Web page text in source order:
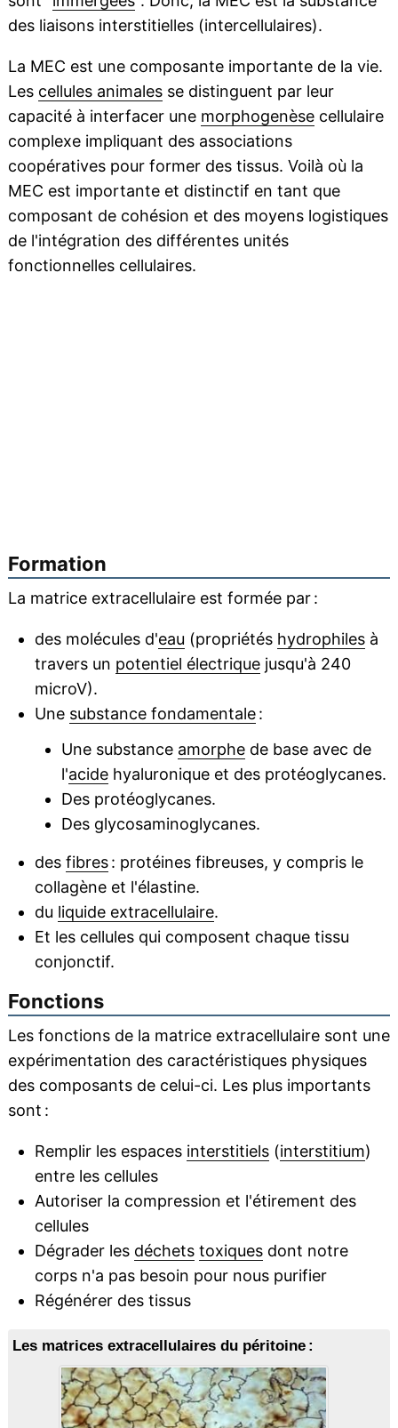
des liaisons interstitielles (intercellulaires).
La MEC est une composante importante de la vie.
Les cellules animalesse distinguent par leur
capacité à interfacer une morphogenèsecellulaire
complexe impliquant des associations
coopératives pour former des tissus. Voilà où la
MEC est importante et distinctif en tant que
composant de cohésion et des moyens logistiques
de l'intégration des différentes unités
fonctionnelles cellulaires.
Formation
La matrice extracellulaire est formée par :
des molécules d'eau (propriétés hydrophilesà
travers un potentiel électriquejusqu'à 240
microV).
Une substance fondamentale:
Une substance amorphede base avec de
l'acidehyaluronique et des protéoglycanes.
Des protéoglycanes.
Des glycosaminoglycanes.
des fibres: protéines fibreuses, y compris le
collagène et l'élastine.
du liquide extracellulaire.
Et les cellules qui composent chaque tissu
conjonctif.
Fonctions
Les fonctions de la matrice extracellulaire sont une
expérimentation des caractéristiques physiques
des composants de celui-ci. Les plus importants
sont :
Remplir les espaces interstitiels(interstitium)
entre les cellules
Autoriser la compression et l'étirement des
cellules
Dégrader les déchets toxiquesdont notre
corps n'a pas besoin pour nous purifier
Régénérer des tissus
Les matrices extracellulaires du péritoine :